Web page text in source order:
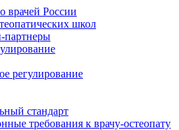
врачей России
школ
партнеры
регулирование
стандарт
требования к врачу-остеопату